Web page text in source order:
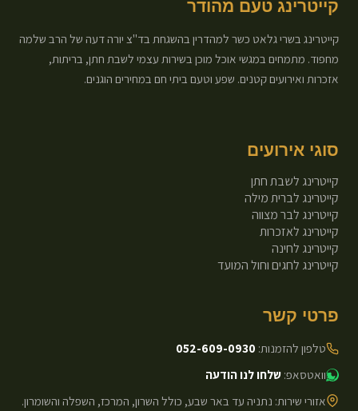
קייטרינג טעם מהודר
קייטרינג בשרי גלאט כשר למהדרין בהשגחת בד"צ יורה דעה של הרב שלמה
מחפוד. מתמחים במגשי אוכל מוכן בשירות עצמי לשבת חתן, בריתות,
אזכרות ואירועים קטנים. שפע וטעם ביתי חם במחירים הוגנים.
סוגי אירועים
קייטרינג לשבת חתן
קייטרינג לברית מילה
קייטרינג לבר מצווה
קייטרינג לאזכרות
קייטרינג לחינה
קייטרינג לחגים וחול המועד
פרטי קשר
טלפון להזמנות: 052-609-0930
וואטסאפ: שלחו לנו הודעה
אזורי שירות: נתניה עד באר שבע, כולל השרון, המרכז, השפלה והשומרון.